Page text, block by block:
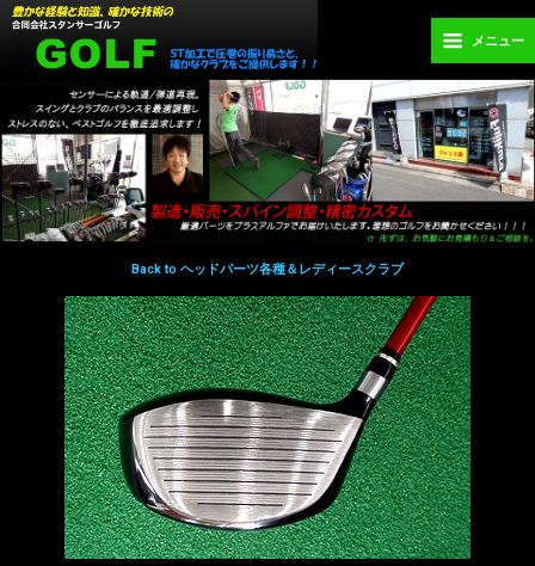
メニュー
Back to ヘッドパーツ各種＆レディースクラブ